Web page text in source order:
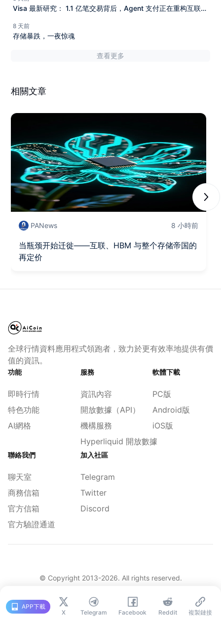
Visa 最新研究： 1.1 亿笔交易背后，Agent 支付正在重构互联网
8 天前
存储暴跌，一夜惊魂
查看更多
相關文章
PANews 8 小時前
当瓶颈开始迁徙——互联、HBM 与整个存储帝国的
再定价
APP下載
X
Telegram Facebook Reddit 複製鏈接
全球行情資料應用程式領跑者，致力於更有效率地提供有價
值的資訊。
功能
即時行情
特色功能
AI網格
服務
資訊內容
開放數據（API）
機構服務
Hyperliquid 開放數據
軟體下載
PC版
Android版
iOS版
聯絡我們
聊天室
商務信箱
官方信箱
官方驗證通道
加入社區
Telegram
Twitter
Discord
© Copyright 2013-2026. All rights reserved.
简体繁體 |舊版